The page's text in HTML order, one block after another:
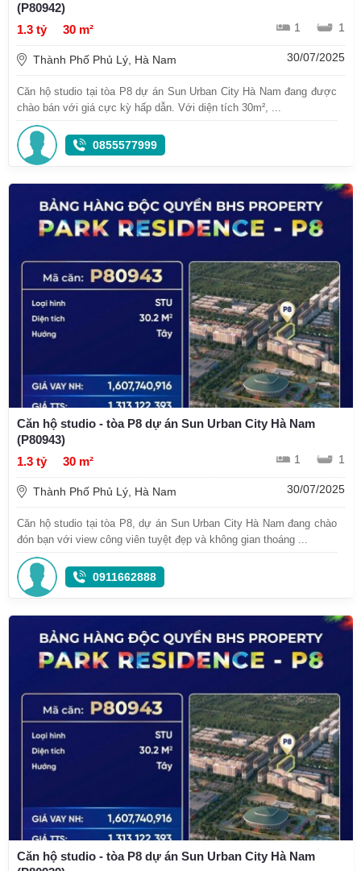
(P80942)
1.3 tỷ
30 m² 1 1
Thành Phố Phủ Lý, Hà Nam 30/07/2025
Căn hộ studio tại tòa P8 dự án Sun Urban City Hà Nam đang được
chào bán với giá cực kỳ hấp dẫn. Với diện tích 30m², ...
0855577999
Căn hộ studio - tòa P8 dự án Sun Urban City Hà Nam
(P80943)
1.3 tỷ
30 m² 1 1
Thành Phố Phủ Lý, Hà Nam 30/07/2025
Căn hộ studio tại tòa P8, dự án Sun Urban City Hà Nam đang chào
đón bạn với view công viên tuyệt đẹp và không gian thoáng ...
0911662888
Căn hộ studio - tòa P8 dự án Sun Urban City Hà Nam